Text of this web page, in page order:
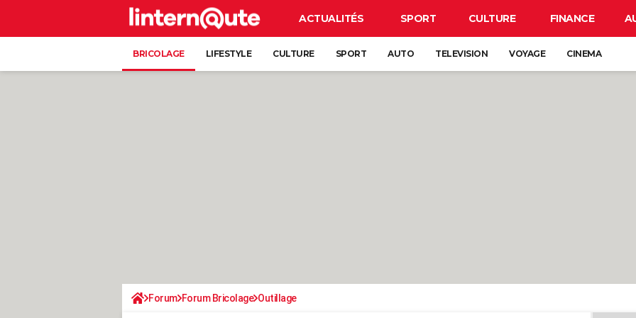
ACTUALITÉS SPORT CULTURE FINANCE
BRICOLAGE LIFESTYLE CULTURE SPORT AUTO TELEVISION VOYAGE CINEMA
Forum Forum Bricolage Outillage